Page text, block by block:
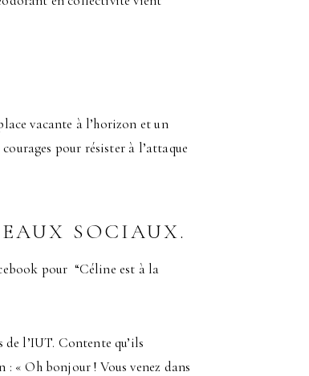
vacante à l’horizon et un
pour résister à l’attaque
SOCIAUX.
pour “Céline est à la
l’IUT. Contente qu’ils
: « Oh bonjour ! Vous venez dans